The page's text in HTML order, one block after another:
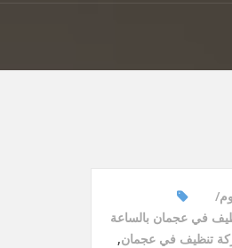
في عجمان بالساعة
تنظيف في عجمان,